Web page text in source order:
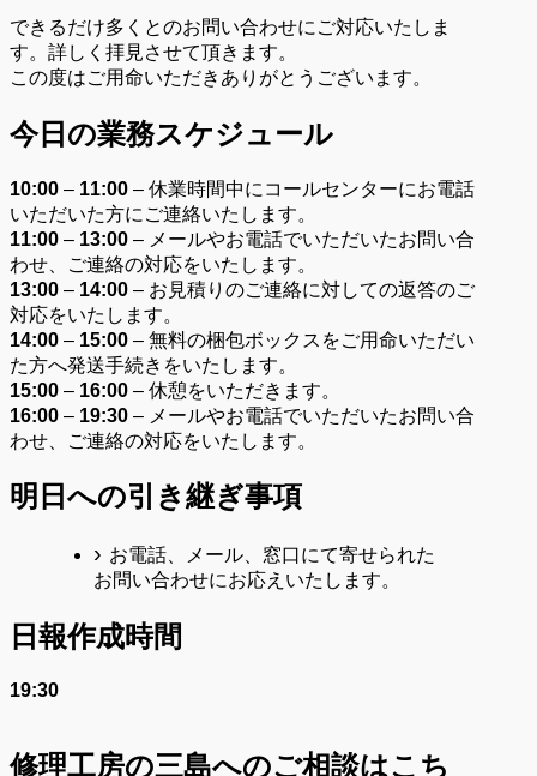
できるだけ多くとのお問い合わせにご対応いたしま
す。詳しく拝見させて頂きます。
この度はご用命いただきありがとうございます。
今日の業務スケジュール
10:00 – 11:00 – 休業時間中にコールセンターにお電話
いただいた方にご連絡いたします。
11:00 – 13:00 – メールやお電話でいただいたお問い合
わせ、ご連絡の対応をいたします。
13:00 – 14:00 – お見積りのご連絡に対しての返答のご
対応をいたします。
14:00 – 15:00 – 無料の梱包ボックスをご用命いただい
た方へ発送手続きをいたします。
15:00 – 16:00 – 休憩をいただきます。
16:00 – 19:30 – メールやお電話でいただいたお問い合
わせ、ご連絡の対応をいたします。
明日への引き継ぎ事項
お電話、メール、窓口にて寄せられた
お問い合わせにお応えいたします。
日報作成時間
19:30
修理工房の三島へのご相談はこち